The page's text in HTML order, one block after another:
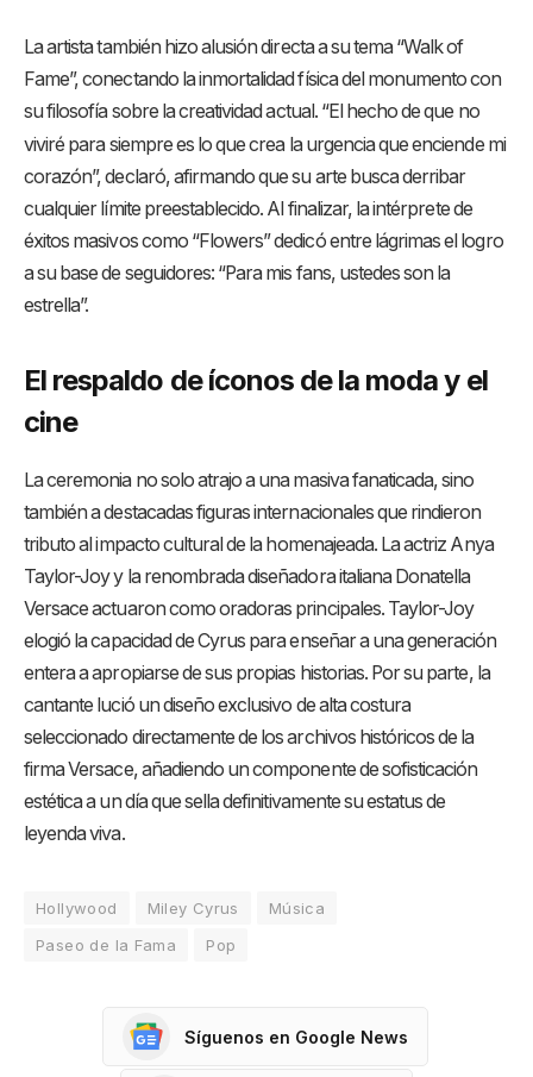
La artista también hizo alusión directa a su tema “Walk of
Fame”, conectando la inmortalidad física del monumento con
su filosofía sobre la creatividad actual.“El hecho de que no
viviré para siempre es lo que crea la urgencia que enciende mi
corazón”, declaró, afirmando que su arte busca derribar
cualquier límite preestablecido. Al finalizar, la intérprete de
éxitos masivos como “Flowers” dedicó entre lágrimas el logro
a su base de seguidores: “Para mis fans, ustedes son la
estrella”.
El respaldo de íconos de la moda y el
cine
La ceremonia no solo atrajo a una masiva fanaticada, sino
también a destacadas figuras internacionales que rindieron
tributo al impacto cultural de la homenajeada. La actriz Anya
Taylor-Joy y la renombrada diseñadora italiana Donatella
Versace actuaron como oradoras principales.Taylor-Joy
elogió la capacidad de Cyrus para enseñar a una generación
entera a apropiarse de sus propias historias. Por su parte, la
cantante lució un diseño exclusivo de alta costura
seleccionado directamente de los archivos históricos de la
firma Versace, añadiendo un componente de sofisticación
estética a un día que sella definitivamente su estatus de
leyenda viva.
Hollywood Miley Cyrus
Música
Paseo de la Fama
Pop
Síguenos en Google News